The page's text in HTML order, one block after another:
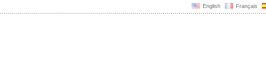
English Français